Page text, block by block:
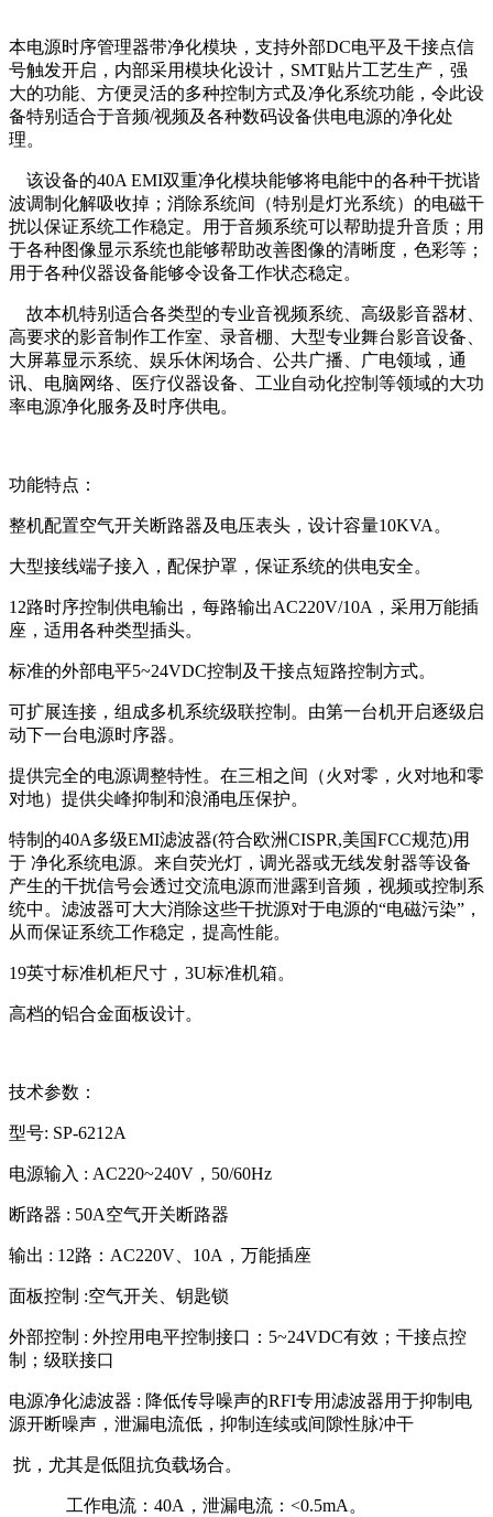
本电源时序管理器带净化模块，支持外部DC电平及干接点信
号触发开启，内部采用模块化设计，SMT贴片工艺生产，强
大的功能、方便灵活的多种控制方式及净化系统功能，令此设
备特别适合于音频/视频及各种数码设备供电电源的净化处
理。
该设备的40A EMI双重净化模块能够将电能中的各种干扰谐
波调制化解吸收掉；消除系统间（特别是灯光系统）的电磁干
扰以保证系统工作稳定。用于音频系统可以帮助提升音质；用
于各种图像显示系统也能够帮助改善图像的清晰度，色彩等；
用于各种仪器设备能够令设备工作状态稳定。
故本机特别适合各类型的专业音视频系统、高级影音器材、
高要求的影音制作工作室、录音棚、大型专业舞台影音设备、
大屏幕显示系统、娱乐休闲场合、公共广播、广电领域，通
讯、电脑网络、医疗仪器设备、工业自动化控制等领域的大功
率电源净化服务及时序供电。
功能特点：
整机配置空气开关断路器及电压表头，设计容量10KVA。
大型接线端子接入，配保护罩，保证系统的供电安全。
12路时序控制供电输出，每路输出AC220V/10A，采用万能插
座，适用各种类型插头。
标准的外部电平5~24VDC控制及干接点短路控制方式。
可扩展连接，组成多机系统级联控制。由第一台机开启逐级启
动下一台电源时序器。
提供完全的电源调整特性。在三相之间（火对零，火对地和零
对地）提供尖峰抑制和浪涌电压保护。
特制的40A多级EMI滤波器(符合欧洲CISPR,美国FCC规范)用
于 净化系统电源。来自荧光灯，调光器或无线发射器等设备
产生的干扰信号会透过交流电源而泄露到音频，视频或控制系
统中。滤波器可大大消除这些干扰源对于电源的“电磁污染”，
从而保证系统工作稳定，提高性能。
19英寸标准机柜尺寸，3U标准机箱。
高档的铝合金面板设计。
技术参数：
型号: SP-6212A
电源输入 : AC220~240V，50/60Hz
断路器 : 50A空气开关断路器
输出 : 12路：AC220V、10A，万能插座
面板控制 :空气开关、钥匙锁
外部控制 : 外控用电平控制接口：5~24VDC有效；干接点控
制；级联接口
电源净化滤波器 : 降低传导噪声的RFI专用滤波器用于抑制电
源开断噪声，泄漏电流低，抑制连续或间隙性脉冲干
扰，尤其是低阻抗负载场合。
工作电流：40A，泄漏电流：<0.5mA。